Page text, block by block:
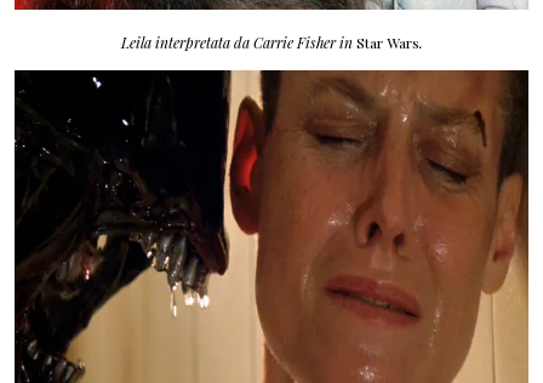
Leila interpretata daCarrie FisherinStar Wars.